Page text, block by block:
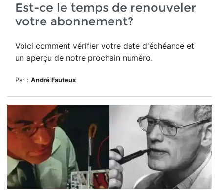
Est-ce le temps de renouveler
votre abonnement?
Voici comment vérifier votre date d'échéance et
un aperçu de notre prochain numéro.
Par : André Fauteux